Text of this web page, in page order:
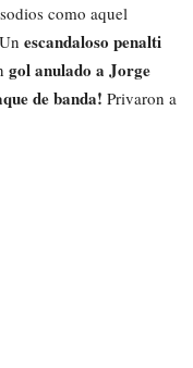
como aquel
escandaloso penalti
gol anulado a Jorge
de banda! Privaron a